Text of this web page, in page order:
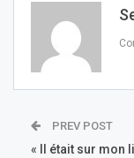
PREV POST
« Il était sur mon